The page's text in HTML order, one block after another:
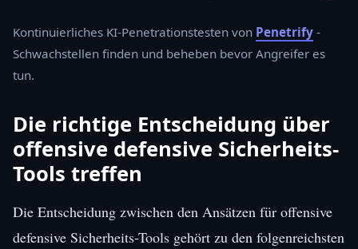
Kontinuierliches KI-Penetrationstesten von Penetrify -
Schwachstellen finden und beheben bevor Angreifer es
tun.
Die richtige Entscheidung über
offensive defensive Sicherheits-
Tools treffen
Die Entscheidung zwischen den Ansätzen für offensive
defensive Sicherheits-Tools gehört zu den folgenreichsten